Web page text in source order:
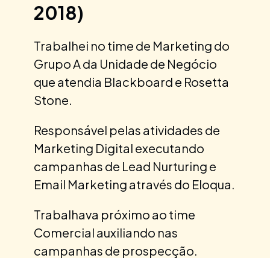
2018)
Trabalhei no time de Marketing do
Grupo A da Unidade de Negócio
que atendia Blackboard e Rosetta
Stone.
Responsável pelas atividades de
Marketing Digital executando
campanhas de Lead Nurturing e
Email Marketing através do Eloqua.
Trabalhava próximo ao time
Comercial auxiliando nas
campanhas de prospecção.